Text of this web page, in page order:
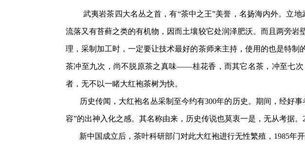
武夷岩茶四大名丛之首，有“茶中之王”美誉，名扬海内外。立
流落又有苔藓之类的有机物，因而土壤较它处润泽肥沃。而且两旁
理，采制加工时，一定要让技术最好的茶师来主持，使用的也是特
茶冲至九次，尚不脱原茶之真味——桂花香，而其它名茶，冲至七
者，无不以一睹大红袍茶树为快。
历史传闻，大红袍名丛采制至今约有300年的历史。期间，经好事
容”的出神入化之感。其名称由来，历史传说也莫衷一是，无从考据
新中国成立后，茶叶科研部门对此大红袍进行无性繁殖，1985年开